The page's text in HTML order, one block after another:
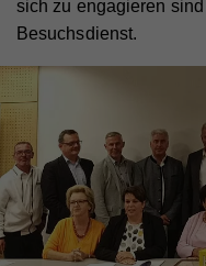
sich zu engagieren
Besuchsdienst.